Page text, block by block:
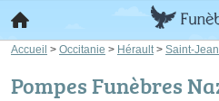
Accueil > Occitanie > Hérault > Saint-
Pompes Funèbres